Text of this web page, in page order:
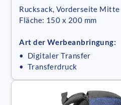
Rucksack, Vorderseite Mitte
Fläche: 150 x 200 mm
Art der Werbeanbringung:
• Digitaler Transfer
• Transferdruck